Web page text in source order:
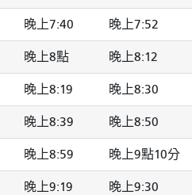
晚上7:40 晚上7:52
晚上8點 晚上8:12
晚上8:19 晚上8:30
晚上8:39 晚上8:50
晚上8:59 晚上9點10分
晚上9:19 晚上9:30